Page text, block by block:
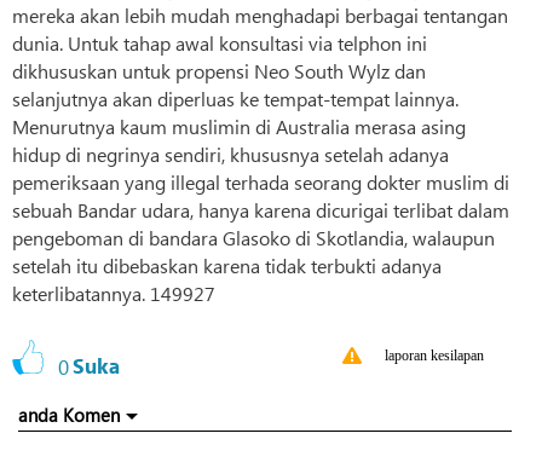
mereka akan lebih mudah menghadapi berbagai tentangan
dunia. Untuk tahap awal konsultasi via telphon ini
dikhususkan untuk propensi Neo South Wylz dan
selanjutnya akan diperluas ke tempat-tempat lainnya.
Menurutnya kaum muslimin di Australia merasa asing
hidup di negrinya sendiri, khususnya setelah adanya
pemeriksaan yang illegal terhada seorang dokter muslim di
sebuah Bandar udara, hanya karena dicurigai terlibat dalam
pengeboman di bandara Glasoko di Skotlandia, walaupun
setelah itu dibebaskan karena tidak terbukti adanya
keterlibatannya. 149927
0Suka laporan kesilapan
anda Komen